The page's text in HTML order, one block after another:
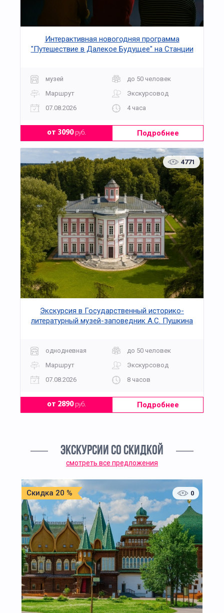
Интерактивная новогодняя программа
"Путешествие в Далекое Будущее" на Станции
музей
до 50 человек
Маршрут
Экскурсовод
07.08.2026
4 часа
от 3090руб. Подробнее
4771
Экскурсия в Государственный историко-
литературный музей-заповедник А.С. Пушкина
однодневная
до 50 человек
Маршрут
Экскурсовод
07.08.2026
8 часов
от 2890руб. Подробнее
ЭКСКУРСИИ СО СКИДКОЙ
смотреть все предложения
Скидка 20 % 0